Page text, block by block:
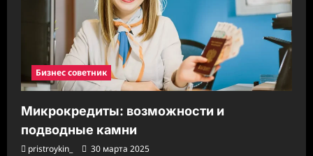
Бизнес советник
Микрокредиты: возможности и
подводные камни
pristroykin_ 30 марта 2025